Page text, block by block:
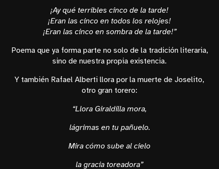
¡Ay qué terribles cinco de la tarde!
¡Eran las cinco en todos los relojes!
¡Eran las cinco en sombra de la tarde!”
Poema que ya forma parte no solo de la tradición literaria,
sino de nuestra propia existencia.
Y también Rafael Alberti llora por la muerte de Joselito,
otro gran torero:
“Llora Giraldilla mora,
lágrimas en tu pañuelo.
Mira cómo sube al cielo
la gracia toreadora”